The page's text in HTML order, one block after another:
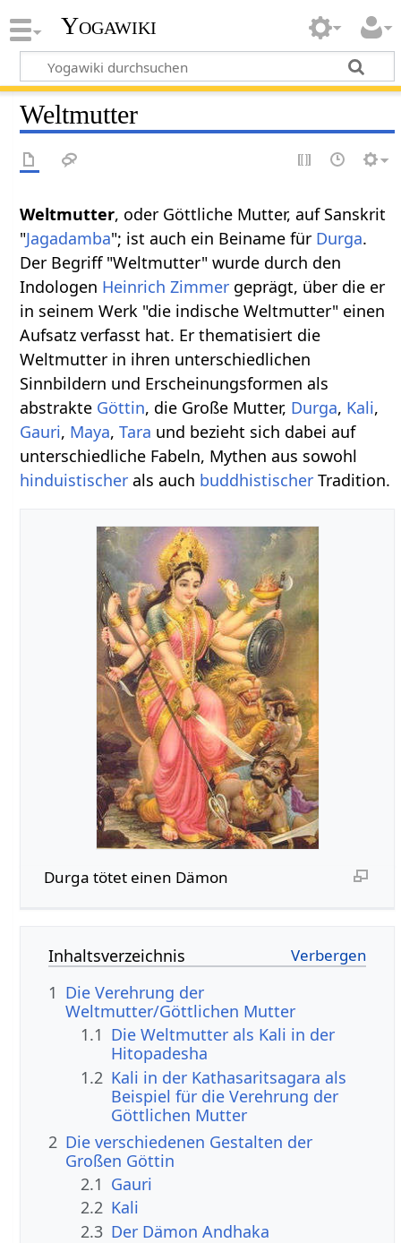
Yogawiki
Weltmutter
Weltmutter, oder Göttliche Mutter, auf Sanskrit
"Jagadamba"; ist auch ein Beiname für Durga.
Der Begriff "Weltmutter" wurde durch den
Indologen Heinrich Zimmer geprägt, über die er
in seinem Werk "die indische Weltmutter" einen
Aufsatz verfasst hat. Er thematisiert die
Weltmutter in ihren unterschiedlichen
Sinnbildern und Erscheinungsformen als
abstrakte Göttin, die Große Mutter, Durga, Kali,
Gauri, Maya,Tara und bezieht sich dabei auf
unterschiedliche Fabeln, Mythen aus sowohl
hinduistischer als auch buddhistischer Tradition.
Durga tötet einen Dämon
Inhaltsverzeichnis
1 Die Verehrung der
Weltmutter/Göttlichen Mutter
1.1 Die Weltmutter als Kali in der
Hitopadesha
1.2 Kali in der Kathasaritsagara als
Beispiel für die Verehrung der
Göttlichen Mutter
2 Die verschiedenen Gestalten der
Großen Göttin
2.1 Gauri
2.2 Kali
2.3 Der Dämon Andhaka